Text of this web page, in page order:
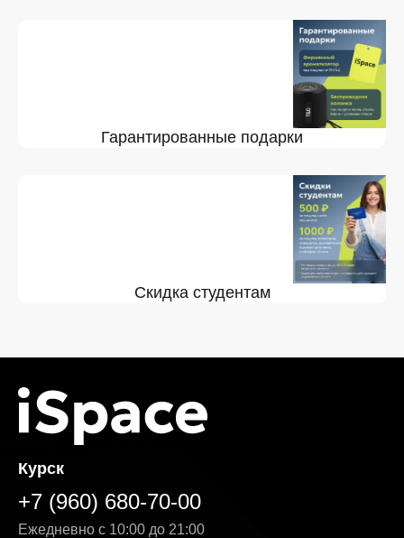
Гарантированные подарки
Скидка студентам
Курск
+7 (960) 680-70-00
Ежедневно с 10:00 до 21:00